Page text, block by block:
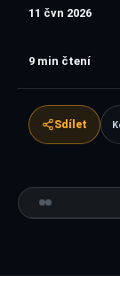
11 čvn 2026
9 min čtení
Sdílet
VS